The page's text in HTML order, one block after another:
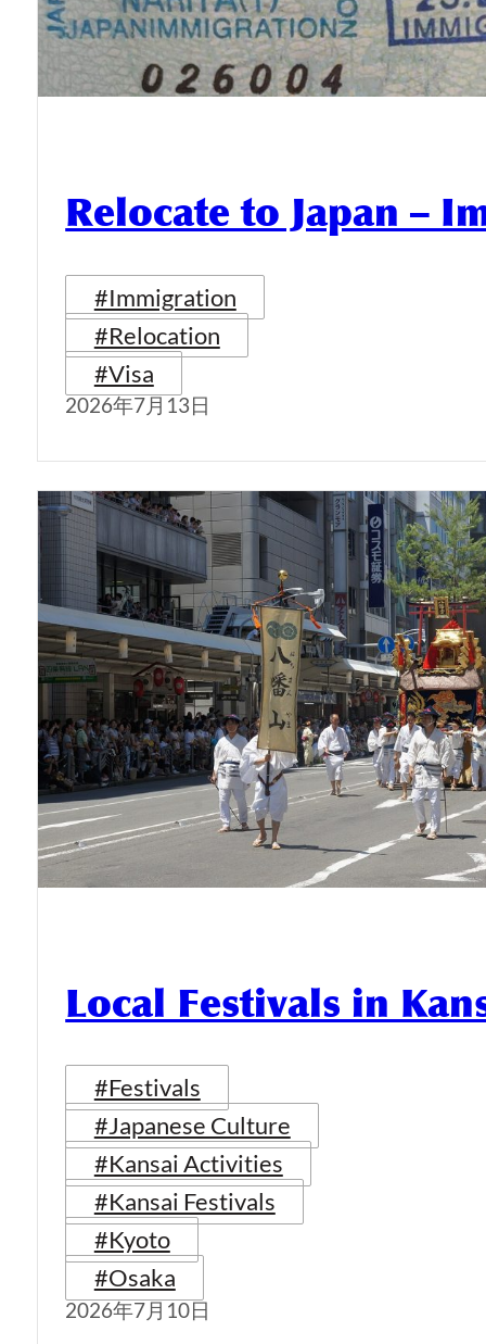
Relocate to Japan –
#Immigration
#Relocation
#Visa
2026年7月13日
Local Festivals in
#Festivals
#Japanese Culture
#Kansai Activities
#Kansai Festivals
#Kyoto
#Osaka
2026年7月10日